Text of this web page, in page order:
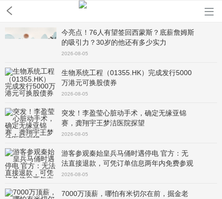
今亮点！76人有望签回西蒙斯？底薪詹姆斯
的吸引力？30岁的他还有多少实力
2026-08-05
生物系统工程（01355.HK）完成发行5000
万港元可换股债券
2026-08-05
突发！李盈莹心脏动手术，确定无缘亚锦
赛，龚翔宇王梦洁医院探望
2026-08-05
游客参观秦始皇兵马俑时遇停电 官方：无
法直接退款，可凭订单信息两年内免费参观
一次 聚焦
2026-08-05
7000万顶薪，哪怕有米切尔在前，掘金老